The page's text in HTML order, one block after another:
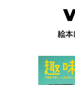
絵本